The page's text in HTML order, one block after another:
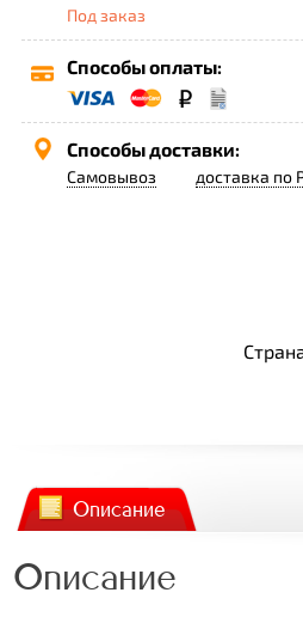
Под заказ
Способы оплаты:
Способы доставки:
Самовывоз доставка по
Описание
Описание